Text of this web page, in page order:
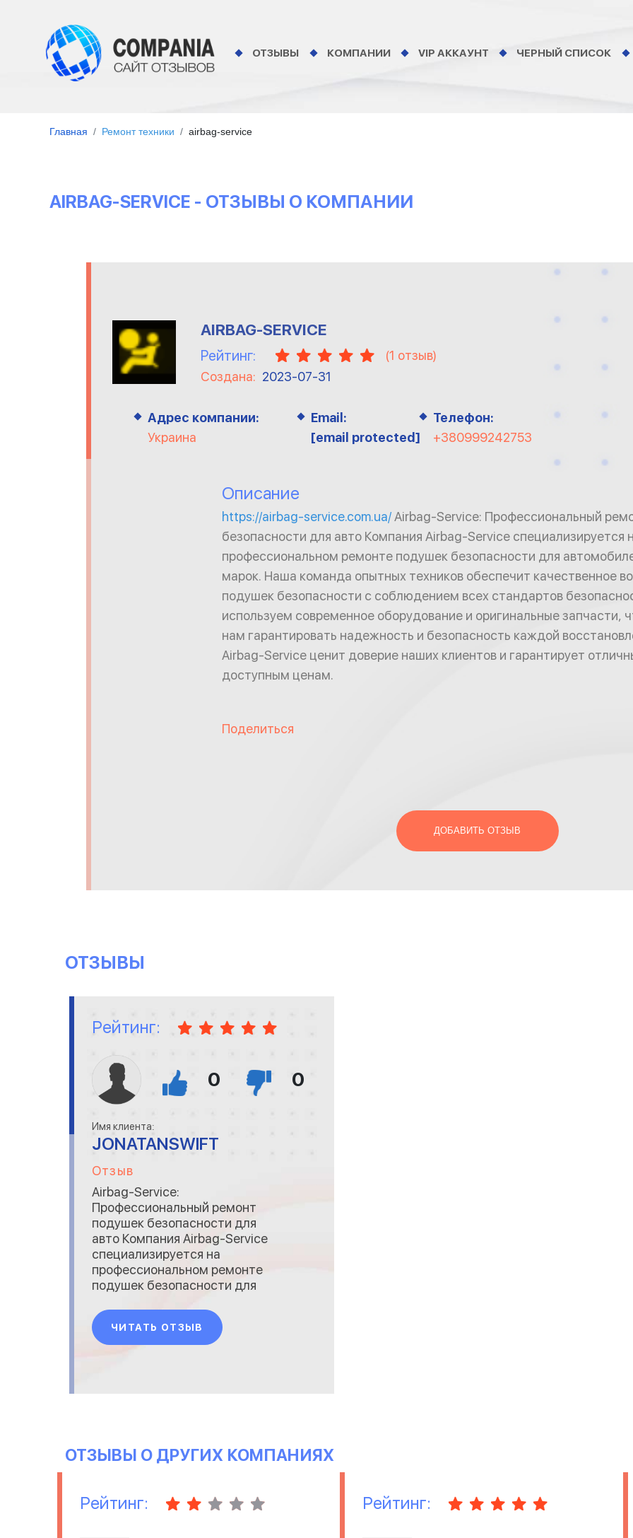
ОТЗЫВЫ КОМПАНИИ VIP АККАУНТ ЧЕРНЫЙ СПИСОК
Главная Ремонт техники airbag-service
AIRBAG-SERVICE - ОТЗЫВЫ О КОМПАНИИ
AIRBAG-SERVICE
Рейтинг: (1 отзыв)
Создана: 2023-07-31
Адрес компании:
Украина
Email:
[email protected]
Телефон:
+380999242753
Описание
https://airbag-service.com.ua/Airbag-Service: Профессиональный
безопасности для авто Компания Airbag-Service специализируется
профессиональном ремонте подушек безопасности для
марок. Наша команда опытных техников обеспечит качественное
подушек безопасности с соблюдением всех стандартов
используем современное оборудование и оригинальные запчасти,
нам гарантировать надежность и безопасность каждой
Airbag-Service ценит доверие наших клиентов и гарантирует
доступным ценам.
Поделиться
ДОБАВИТЬ ОТЗЫВ
ОТЗЫВЫ
Рейтинг:
0 0
Имя клиента:
JONATANSWIFT
Отзыв
Airbag-Service:
Профессиональный ремонт
подушек безопасности для
авто Компания Airbag-Service
специализируется на
профессиональном ремонте
подушек безопасности для
марок. Наша команда
опытных техников обеспечит
качественное
ЧИТАТЬ ОТЗЫВ
ОТЗЫВЫ О ДРУГИХ КОМПАНИЯХ
Рейтинг: Рейтинг: